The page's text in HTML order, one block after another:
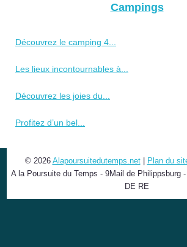
Campings
Découvrez le camping 4...
Les lieux incontournables à...
Découvrez les joies du...
Profitez d’un bel...
© 2026 Alapoursuitedutemps.net| Plan du
A la Poursuite du Temps - 9Mail de Philippsburg
DE RE